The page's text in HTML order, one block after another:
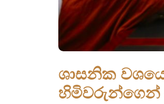
ශාසනික
හිමිවරුන්ගෙන්